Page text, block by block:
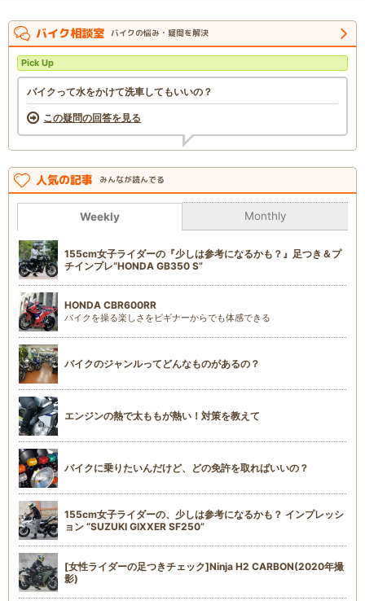
バイク相談室 バイクの悩み・疑問を解決
Pick Up
バイクって水をかけて洗車してもいいの？
この疑問の回答を見る
人気の記事 みんなが読んでる
Weekly Monthly
155cm女子ライダーの『少しは参考になるかも？』足つき＆プ
チインプレ“HONDA GB350 S”
HONDA CBR600RR
バイクを操る楽しさをビギナーからでも体感できる
バイクのジャンルってどんなものがあるの？
エンジンの熱で太ももが熱い！対策を教えて
バイクに乗りたいんだけど、どの免許を取ればいいの？
155cm女子ライダーの、少しは参考になるかも？ インプレッシ
ョン “SUZUKI GIXXER SF250”
[女性ライダーの足つきチェック]Ninja H2 CARBON(2020年撮
影)